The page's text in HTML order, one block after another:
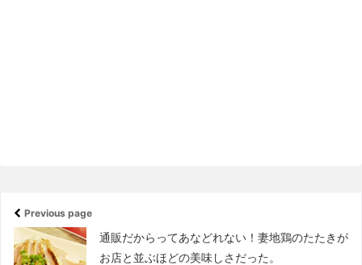
Previous page
通販だからってあなどれない！妻地鶏のたたきが
お店と並ぶほどの美味しさだった。